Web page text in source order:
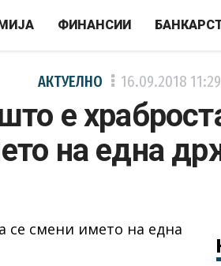
ФИНАНСИИ
АКТУЕЛНО 16.09.2018 11:29
е
на една